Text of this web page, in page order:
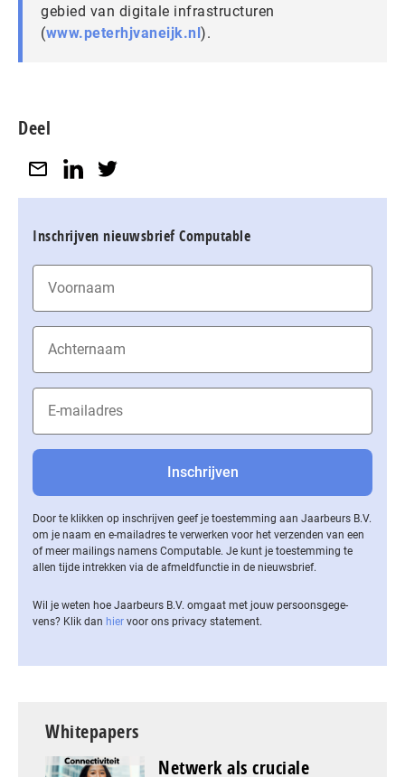
gebied van digitale infrastructuren
(www.peterhjvaneijk.nl ).
Deel
Inschrijven nieuwsbrief Computable
Door te klikken op inschrijven geef je toestemming aan Jaarbeurs B.V.
om je naam en e-mailadres te verwerken voor het verzenden van een
of meer mailings namens Computable. Je kunt je toestemming te
allen tijde intrekken via de af­meld­func­tie in de nieuwsbrief.
Wil je weten hoe Jaarbeurs B.V. omgaat met jouw per­soons­ge­ge­
vens? Klik dan hier voor ons privacy statement.
Whitepapers
Netwerk als cruciale